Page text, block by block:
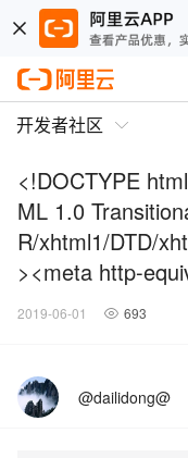
开发者社区
<!DOCTYPE
ML 1.0
R/xhtml1/DTD/
><meta http-
2019-06-01 693
@dailidong@